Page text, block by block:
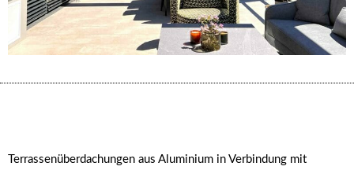
Terrassenüberdachungen aus Aluminium in Verbindung mit